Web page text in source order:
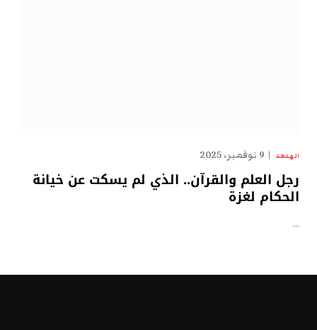
الهدهد 9 نوفمبر، 2025
رجل العلم والقرآن.. الذي لم يسكت عن خيانة
الحكام لغزة
…